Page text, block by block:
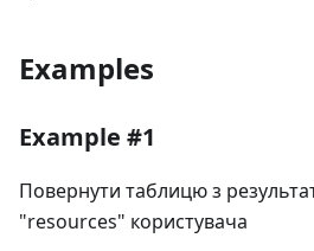
Examples
Example #1
Повернути таблицю з
"resources" користувача